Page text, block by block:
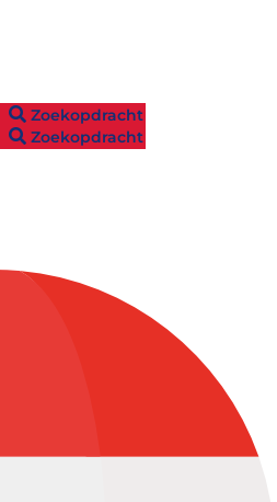
Zoekopdracht
Zoekopdracht